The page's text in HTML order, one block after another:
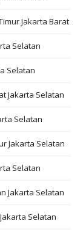
Jakarta Barat
Selatan
Selatan
Jakarta Selatan
Selatan
Jakarta Selatan
Selatan
Jakarta Selatan
Selatan